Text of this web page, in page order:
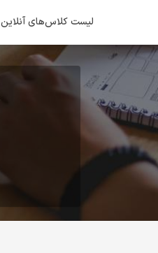
لیست کلاس‌های آنلاین